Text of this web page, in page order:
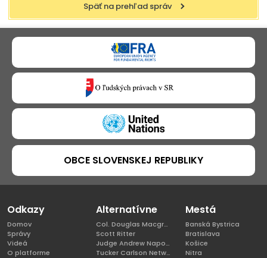
Späť na prehľad správ
OBCE SLOVENSKEJ REPUBLIKY
Odkazy
Domov
Správy
Videá
O platforme
Alternatívne
Col. Douglas Macgregor, Ph.D
Scott Ritter
Judge Andrew Napolitano
Tucker Carlson Network
Mestá
Banská Bystrica
Bratislava
Košice
Nitra